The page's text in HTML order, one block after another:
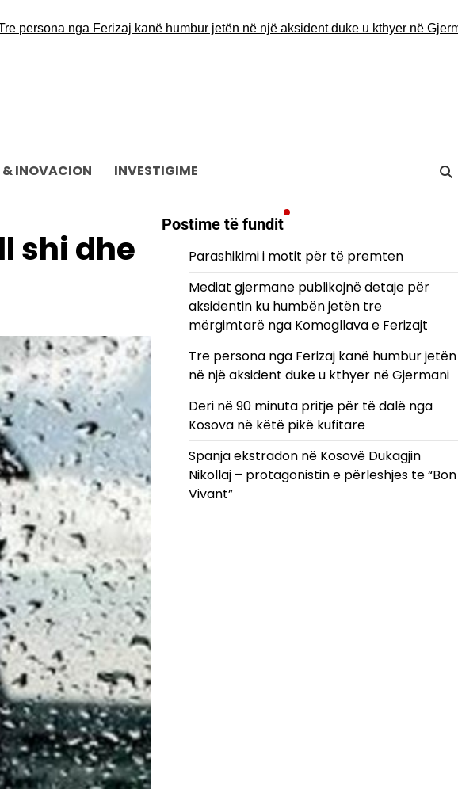
nga Ferizaj kanë humbur jetën në një aksident duke u kthyer në Gjermani
& INOVACION INVESTIGIME
shi dhe
Postime të fundit
Parashikimi i motit për të premten
Mediat gjermane publikojnë detaje për
aksidentin ku humbën jetën tre
mërgimtarë nga Komogllava e Ferizajt
Tre persona nga Ferizaj kanë humbur jetën
në një aksident duke u kthyer në Gjermani
Deri në 90 minuta pritje për të dalë nga
Kosova në këtë pikë kufitare
Spanja ekstradon në Kosovë Dukagjin
Nikollaj – protagonistin e përleshjes te “Bon
Vivant”